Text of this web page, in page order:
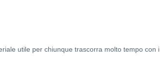
utile per chiunque trascorra molto tempo con i